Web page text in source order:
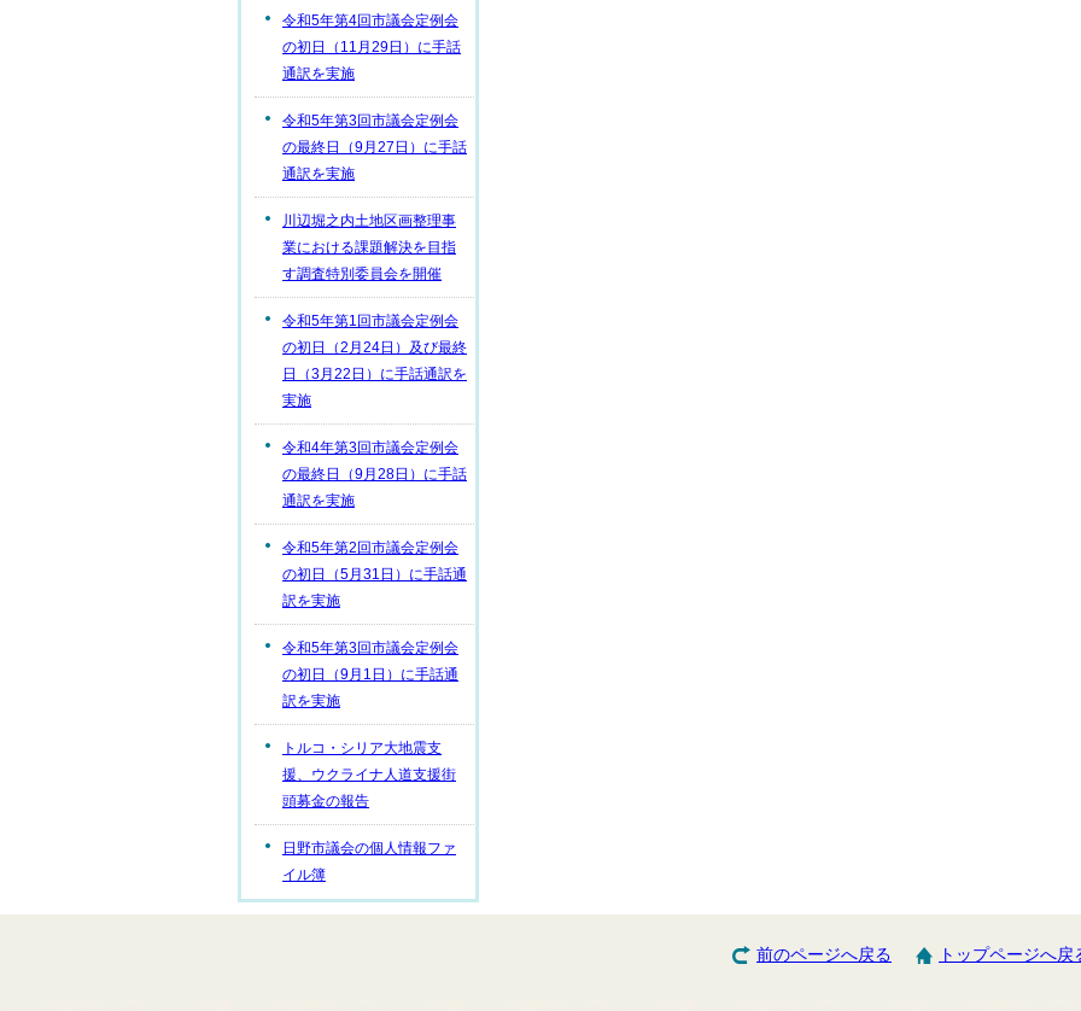
令和5年第4回市議会定例会
の初日（11月29日）に手話
通訳を実施
令和5年第3回市議会定例会
の最終日（9月27日）に手話
通訳を実施
川辺堀之内土地区画整理事
業における課題解決を目指
す調査特別委員会を開催
令和5年第1回市議会定例会
の初日（2月24日）及び最終
日（3月22日）に手話通訳を
実施
令和4年第3回市議会定例会
の最終日（9月28日）に手話
通訳を実施
令和5年第2回市議会定例会
の初日（5月31日）に手話通
訳を実施
令和5年第3回市議会定例会
の初日（9月1日）に手話通
訳を実施
トルコ・シリア大地震支
援、ウクライナ人道支援街
頭募金の報告
日野市議会の個人情報ファ
イル簿
前のページへ戻る トップページへ戻